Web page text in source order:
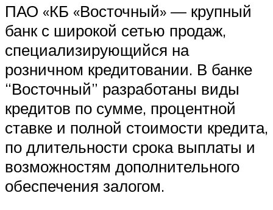
ПАО «КБ «Восточный» — крупный
банк с широкой сетью продаж,
специализирующийся на
розничном кредитовании. В банке
“Восточный” разработаны виды
кредитов по сумме, процентной
ставке и полной стоимости кредита,
по длительности срока выплаты и
возможностям дополнительного
обеспечения залогом.